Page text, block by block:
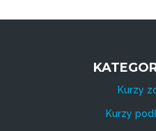
Kurzy
Kurzy